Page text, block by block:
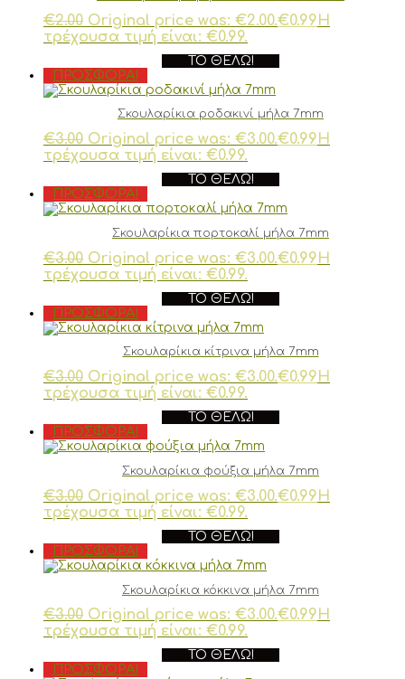
€2.00 Original price was: €2.00.€0.99 Η
τρέχουσα τιμή είναι: €0.99.
ΤΟ ΘΈΛΩ!
ΠΡΟΣΦΟΡΆ!
Σκουλαρίκια ροδακινί μήλα 7mm
€3.00 Original price was: €3.00.€0.99Η
τρέχουσα τιμή είναι: €0.99.
ΤΟ ΘΈΛΩ!
ΠΡΟΣΦΟΡΆ!
Σκουλαρίκια πορτοκαλί μήλα 7mm
€3.00 Original price was: €3.00.€0.99Η
τρέχουσα τιμή είναι: €0.99.
ΤΟ ΘΈΛΩ!
ΠΡΟΣΦΟΡΆ!
Σκουλαρίκια κίτρινα μήλα 7mm
€3.00 Original price was: €3.00.€0.99Η
τρέχουσα τιμή είναι: €0.99.
ΤΟ ΘΈΛΩ!
ΠΡΟΣΦΟΡΆ!
Σκουλαρίκια φούξια μήλα 7mm
€3.00 Original price was: €3.00.€0.99Η
τρέχουσα τιμή είναι: €0.99.
ΤΟ ΘΈΛΩ!
ΠΡΟΣΦΟΡΆ!
Σκουλαρίκια κόκκινα μήλα 7mm
€3.00 Original price was: €3.00.€0.99Η
τρέχουσα τιμή είναι: €0.99.
ΤΟ ΘΈΛΩ!
ΠΡΟΣΦΟΡΆ!